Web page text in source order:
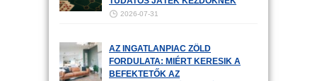
2026-07-31
AZ INGATLANPIAC ZÖLD
FORDULATA: MIÉRT KERESIK A
BEFEKTETŐK AZ